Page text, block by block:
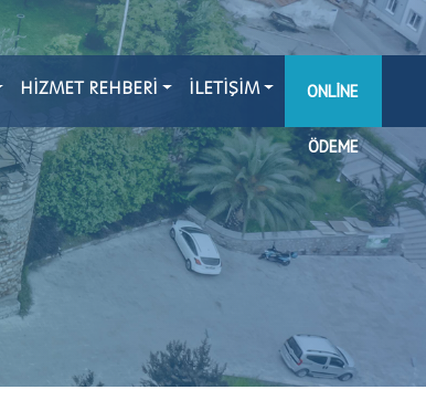
HİZMET REHBERİ İLETİŞİM ONLINE
ÖDEME